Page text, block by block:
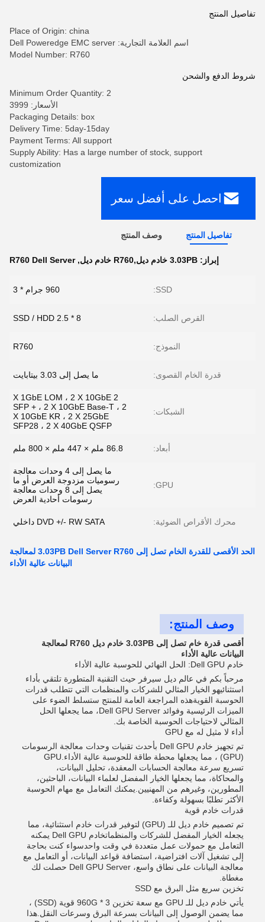
تفاصيل المنتج
Place of Origin: china
اسم العلامة التجارية: Dell Poweredge EMC server
Model Number: R760
شروط الدفع والشحن
Minimum Order Quantity: 2
الأسعار: 3999
Packaging Details: box
Delivery Time: 5day-15day
Payment Terms: All support
Supply Ability: Has a large number of stock, support
customization
احصل على أفضل سعر
تفاصيل المنتج وصف المنتج
إبراز: 3.03PB خادم ديل,R760 خادم ديل ,
R760 Dell Server
SSD: 960 جرام * 3
القرص الصلب: 8 * 2.5 SSD / HDD
النموذج: R760
قدرة الخام القصوى: ما يصل إلى 3.03 بيتابايت
الشبكات:
2 X 1GbE LOM ، 2 X 10GbE
SFP + ، 2 X 10GbE Base-T ، 2
X 10GbE KR ، 2 X 25GbE
SFP28 ، 2 X 40GbE QSFP
أبعاد: 86.8 ملم × 447 ملم × 800 ملم
GPU:
ما يصل إلى 4 وحدات معالجة
رسوميات مزدوجة العرض أو ما
يصل إلى 8 وحدات معالجة
رسومات أحادية العرض
محرك الأقراص الضوئية: DVD +/- RW SATA داخلي
الحد الأقصى للقدرة الخام تصل إلى 3.03PB Dell Server R760 لمعالجة
البيانات عالية الأداء
وصف المنتج:
أقصى قدرة خام تصل إلى 3.03PB خادم ديل R760 لمعالجة
البيانات عالية الأداء
خادم Dell GPU: الحل النهائي للحوسبة عالية الأداء
مرحباً بكم في عالم ديل سيرفر حيث التقنية المتطورة تلتقي بأداء
استثنائيهو الخيار المثالي للشركات والمنظمات التي تتطلب قدرات
الحوسبة القويةهذه المراجعة العامة للمنتج ستسلط الضوء على
الميزات الرئيسية وفوائد Dell GPU Server، مما يجعلها الحل
المثالي لاحتياجات الحوسبة الخاصة بك.
أداء لا مثيل له مع GPU
تم تجهيز خادم Dell GPU بأحدث تقنيات وحدات معالجة الرسومات
(GPU) ، مما يجعلها محطة طاقة للحوسبة عالية الأداء.GPU
تسريع سرعة معالجة الحسابات المعقدة، تحليل البيانات،
والمحاكاة، مما يجعلها الخيار المفضل لعلماء البيانات، الباحثين،
المطورين، وغيرهم من المهنيين.يمكنك التعامل مع مهام الحوسبة
الأكثر تطلبًا بسهولة وكفاءة.
قدرات خادم قوية
تم تصميم خادم ديل للـ (GPU) لتوفير قدرات خادم استثنائية، مما
يجعله الخيار المفضل للشركات والمنظماتخادم Dell GPU يمكنه
التعامل مع حمولات عمل متعددة في وقت واحدسواء كنت بحاجة
إلى تشغيل آلات افتراضية، استضافة قواعد البيانات، أو التعامل مع
معالجة البيانات على نطاق واسع، Dell GPU Server حصلت لك
مغطاة.
تخزين سريع مثل البرق مع SSD
يأتي خادم ديل للـ GPU مع سعة تخزين 960G * 3 قوية (SSD) ،
مما يضمن الوصول إلى البيانات بسرعة البرق وسرعات النقل.هذا